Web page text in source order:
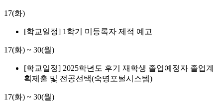
17(화)
[학교일정] 1학기 미등록자 제적 예고
17(화) ~ 30(월)
[학교일정] 2025학년도 후기 재학생 졸업예정자 졸업계
획제출 및 전공선택(숙명포털시스템)
17(화) ~ 30(월)